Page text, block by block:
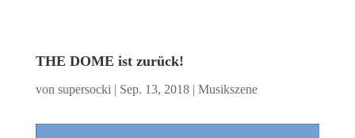
THE DOME ist zurück!
von supersocki | Sep. 13, 2018| Musikszene